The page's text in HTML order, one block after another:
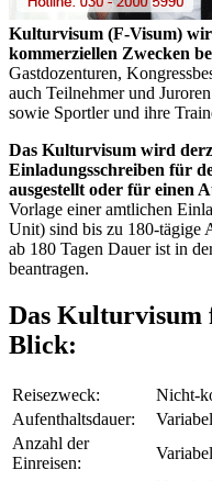
Kulturvisum (F-Visum)
kommerziellen Zwecken
Gastdozenturen,
auch Teilnehmer und
sowie Sportler und ihre
Das Kulturvisum wird
Einladungsschreiben für
ausgestellt oder für einen
Vorlage einer amtlichen
Unit) sind bis zu 180-tägige
ab 180 Tagen Dauer ist in
beantragen.
Das Kulturvisum
Blick:
Reisezweck:
Nicht-
Aufenthaltsdauer:
Anzahl der
Einreisen: